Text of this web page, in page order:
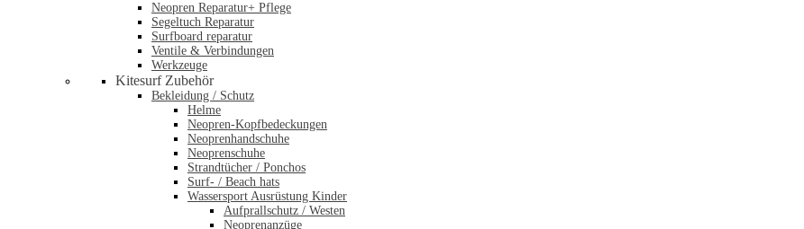
Neopren Reparatur+ Pflege
Segeltuch Reparatur
Surfboard reparatur
Ventile & Verbindungen
Werkzeuge
Kitesurf Zubehör
Bekleidung / Schutz
Helme
Neopren-Kopfbedeckungen
Neoprenhandschuhe
Neoprenschuhe
Strandtücher / Ponchos
Surf- / Beach hats
Wassersport Ausrüstung Kinder
Aufprallschutz / Westen
Neoprenanzüge